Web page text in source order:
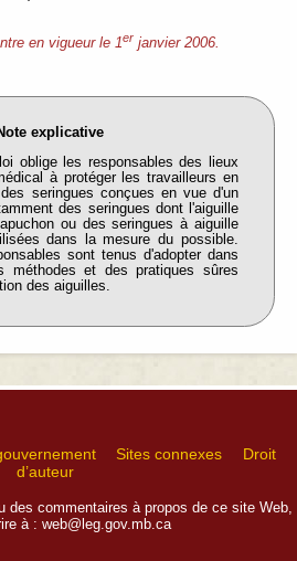
en vigueur le 1er janvier 2006.
explicative
oblige les responsables des lieux
à protéger les travailleurs en
seringues conçues en vue d'un
des seringues dont l'aiguille
ou des seringues à aiguille
dans la mesure du possible.
sont tenus d'adopter dans
méthodes et des pratiques sûres
des aiguilles.
Sites connexes
Droit
d’auteur
commentaires à propos de ce site Web,
à : web@leg.gov.mb.ca